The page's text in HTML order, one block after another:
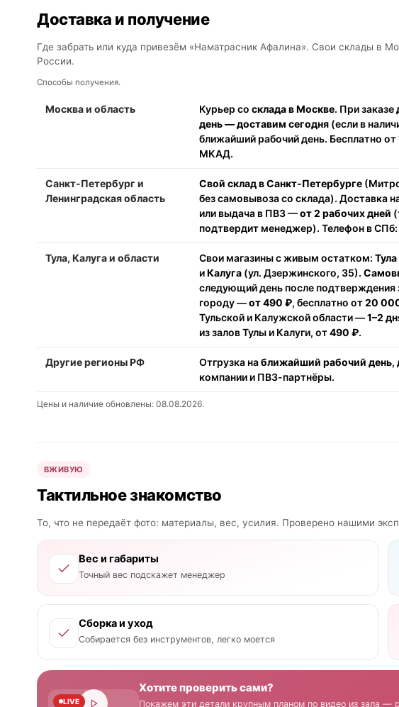
Доставка и получение
Где забрать или куда привезём «Наматрасник Афалина». Свои склады в
России.
Способы получения.
Москва и область Курьер со склада в Москве. При заказе
день — доставим сегодня (если в
ближайший рабочий день. Бесплатно от
МКАД.
Санкт-Петербург и
Ленинградская область
Свой склад в Санкт-Петербурге
без самовывоза со склада). Доставка
или выдача в ПВЗ —от 2 рабочих дней
подтвердит менеджер). Телефон в СПб:
Тула, Калуга и области Свои магазины с живым остатком: Тула
иКалуга (ул. Дзержинского, 35).
следующий день после подтверждения
городу —от 490 ₽, бесплатно от20
Тульской и Калужской области —1–2
из залов Тулы и Калуги, от490 ₽.
Другие регионы РФ Отгрузка наближайший рабочий день,
компании и ПВЗ-партнёры.
Цены и наличие обновлены: 08.08.2026.
ВЖИВУЮ
Тактильное знакомство
То, что не передаёт фото: материалы, вес, усилия. Проверено нашими
Вес и габариты
Точный вес подскажет менеджер
Сборка и уход
Собирается без инструментов, легко моется
LIVE
Хотите проверить сами?
Покажем эти детали крупным планом по видео из зала —